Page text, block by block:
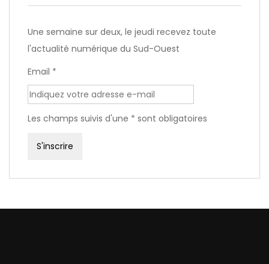
Une semaine sur deux, le jeudi recevez toute
l'actualité numérique du Sud-Ouest
Email *
Les champs suivis d'une * sont obligatoires